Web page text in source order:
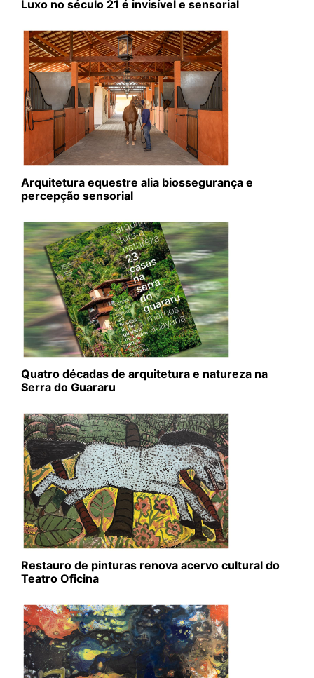
Luxo no século 21 é invisível e sensorial
Arquitetura equestre alia biossegurança e
percepção sensorial
Quatro décadas de arquitetura e natureza na
Serra do Guararu
Restauro de pinturas renova acervo cultural do
Teatro Oficina